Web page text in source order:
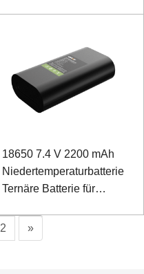
18650 7.4 V 2200 mAh
Niedertemperaturbatterie
Ternäre Batterie für
2 »